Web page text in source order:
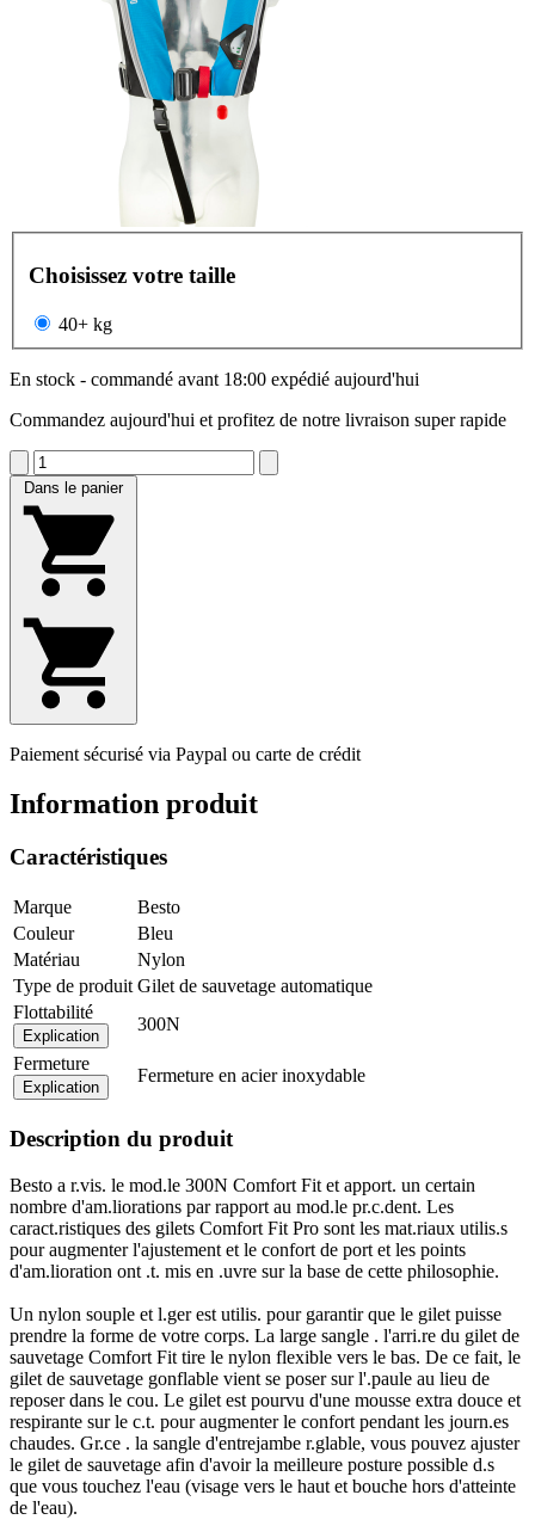
Choisissez votre taille
40+ kg
En stock - commandé avant 18:00 expédié aujourd'hui
Commandez aujourd'hui et profitez de notre livraison super rapide
Dans le panier
Paiement sécurisé via Paypal ou carte de crédit
Information produit
Caractéristiques
Marque
Besto
Couleur
Bleu
Matériau
Nylon
Type de produit Gilet de sauvetage automatique
Flottabilité
Explication
300N
Fermeture
Explication
Fermeture en acier inoxydable
Description du produit
Besto a r.vis. le mod.le 300N Comfort Fit et apport. un certain
nombre d'am.liorations par rapport au mod.le pr.c.dent. Les
caract.ristiques des gilets Comfort Fit Pro sont les mat.riaux utilis.s
pour augmenter l'ajustement et le confort de port et les points
d'am.lioration ont .t. mis en .uvre sur la base de cette philosophie.
Un nylon souple et l.ger est utilis. pour garantir que le gilet puisse
prendre la forme de votre corps. La large sangle . l'arri.re du gilet de
sauvetage Comfort Fit tire le nylon flexible vers le bas. De ce fait, le
gilet de sauvetage gonflable vient se poser sur l'.paule au lieu de
reposer dans le cou. Le gilet est pourvu d'une mousse extra douce et
respirante sur le c.t. pour augmenter le confort pendant les journ.es
chaudes. Gr.ce . la sangle d'entrejambe r.glable, vous pouvez ajuster
le gilet de sauvetage afin d'avoir la meilleure posture possible d.s
que vous touchez l'eau (visage vers le haut et bouche hors d'atteinte
de l'eau).